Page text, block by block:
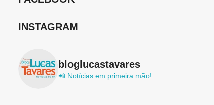
INSTAGRAM
bloglucastavares
📲 Notícias em primeira mão!